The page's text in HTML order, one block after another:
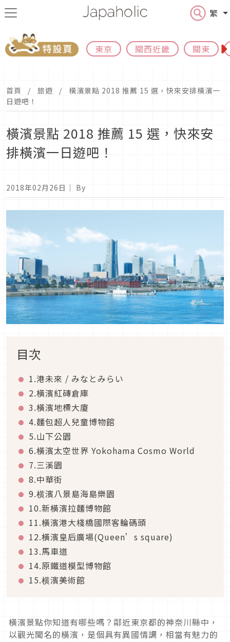
繁
東京 關西近畿 關東
首頁 旅遊
橫濱景點 2018 推薦 15 選，快來安排橫濱一
日遊吧！
橫濱景點 2018 推薦 15 選，快來安
排橫濱一日遊吧！
2018年02月26日 ｜ By
目次
1.港未來 / みなとみらい
2.橫濱紅磚倉庫
3.橫濱地標大廈
4.麵包超人兒童博物館
5.山下公園
6.橫濱太空世界 Yokohama Cosmo World
7.三溪園
8.中華街
9.横濱八景島海島樂園
10.新橫濱拉麵博物館
11.橫濱港大棧橋國際客輪碼頭
12.橫濱皇后廣場(Queen’s square)
13.馬車道
14.原鐵道模型博物館
15.横濱美術館
橫濱景點你知道有哪些嗎？鄰近東京都的神奈川縣中，
以觀光聞名的橫濱，是個具有異國情調，相當有魅力的